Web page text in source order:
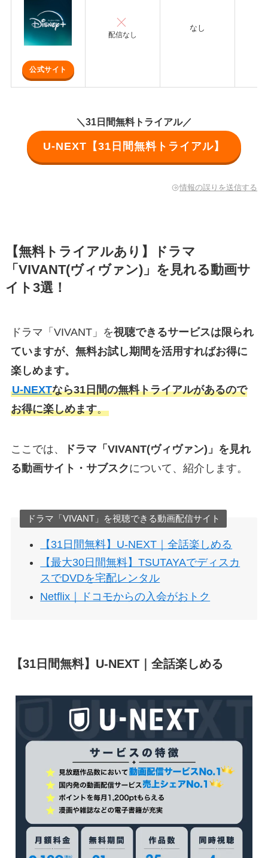
公式サイト
配信なし
なし
＼31日間無料トライアル／
U-NEXT【31日間無料トライアル】
情報の誤りを送信する
【無料トライアルあり】ドラマ
「VIVANT(ヴィヴァン)」を見れる動画サ
イト3選！
ドラマ「VIVANT」を視聴できるサービスは限られ
ていますが、無料お試し期間を活用すればお得に
楽しめます。
U-NEXTなら31日間の無料トライアルがあるので
お得に楽しめます。
ここでは、
ドラマ「VIVANT(ヴィヴァン)」を見れ
る動画サイト・サブスクについて、紹介します。
ドラマ「VIVANT」を視聴できる動画配信サイト
【31日間無料】U-NEXT｜全話楽しめる
【最大30日間無料】TSUTAYAでディスカ
スでDVDを宅配レンタル
Netflix｜ドコモからの入会がおトク
【31日間無料】U-NEXT｜全話楽しめる